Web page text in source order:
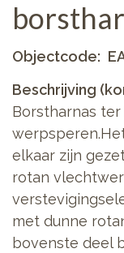
Objectcode
Beschrijving
Borstharnas
elkaar zijn
rotan
met dunne
bovenste deel